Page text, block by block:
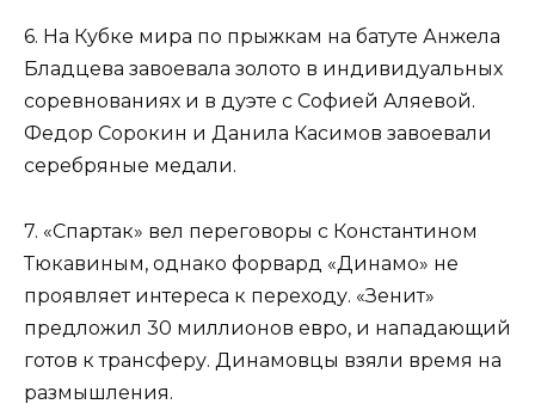
6. На Кубке мира по прыжкам на батуте Анжела
Бладцева завоевала золото в индивидуальных
соревнованиях и в дуэте с Софией Аляевой.
Федор Сорокин и Данила Касимов завоевали
серебряные медали.
7. «Спартак» вел переговоры с Константином
Тюкавиным, однако форвард «Динамо» не
проявляет интереса к переходу. «Зенит»
предложил 30 миллионов евро, и нападающий
готов к трансферу. Динамовцы взяли время на
размышления.